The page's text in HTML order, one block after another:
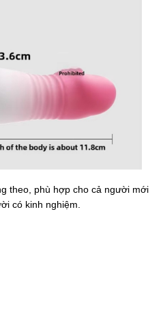
theo, phù hợp cho cả người mới
có kinh nghiệm.